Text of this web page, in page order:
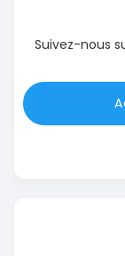
Suivez-nous